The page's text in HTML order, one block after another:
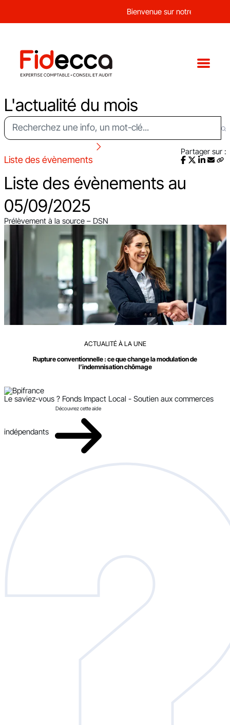
Bienvenue sur notre nouveau
L'actualité du mois
Liste des évènements
Partager sur :
Liste des évènements au
05/09/2025
Prélèvement à la source – DSN
ACTUALITÉ À LA UNE
Rupture conventionnelle : ce que change la modulation de
l’indemnisation chômage
Le saviez-vous ? Fonds Impact Local - Soutien aux commerces
indépendants
Découvrez cette aide